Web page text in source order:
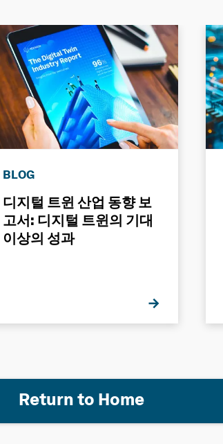
BLOG
디지털 트윈 산업 동향 보
고서: 디지털 트윈의 기대
이상의 성과
Return to Home